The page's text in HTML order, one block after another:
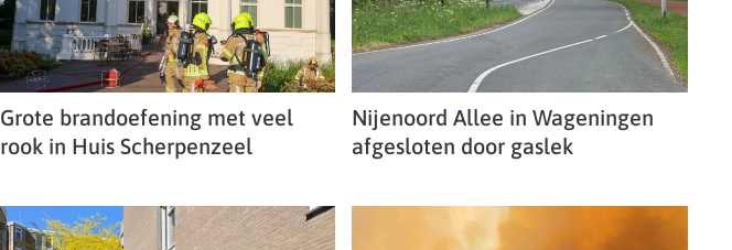
Grote brandoefening met veel
rook in Huis Scherpenzeel
Nijenoord Allee in Wageningen
afgesloten door gaslek